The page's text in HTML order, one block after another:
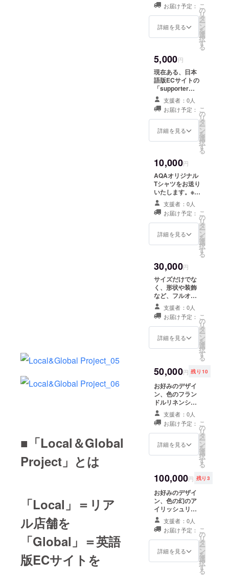
■「Local＆Global
Project」とは
「Local」＝リア
ル店舗を
「Global」＝英語
版ECサイトを
間掲載させてい
ただきます。 加
えて、ご希望の
１年間掲載させ
ていただきま
す。 ※達成後に
お送りするメッ
セージにてご希
望の掲載情報を
お返事くださ
い。
お届け予定：
詳細を見る
こ
の
リ
タ
ー
ン
を
選
択
す
る
5,000円
現在ある、日本
語版ECサイトの
「supporter（
仮称）」ページ
にお名前を１年
間掲載させてい
ただきます。 加
えて、ご希望の
１年間掲載させ
ていただきま
す。 ※達成後に
お送りするメッ
セージにてご希
望の掲載情報を
お返事くださ
い。
支援者：0人
お届け予定：
詳細を見る
こ
の
リ
タ
ー
ン
を
選
択
す
る
10,000円
AQAオリジナル
Tシャツをお送り
いたします。※生
地は一般的に出
回っている生地
を使用します。
支援者：0人
お届け予定：
詳細を見る
こ
の
リ
タ
ー
ン
を
選
択
す
る
30,000円
サイズだけでな
く、形状や装飾
など、フルオー
ダーでのシャツ
制作を、一回承
ります。 ※生地
費用は別途頂戴
いたします。
支援者：0人
お届け予定：
詳細を見る
こ
の
リ
タ
ー
ン
を
選
択
す
る
50,000円 残り10
お好みのデザイ
ン、色のフラン
ドルリネンシャ
ツを１着お送り
します。
支援者：0人
お届け予定：
詳細を見る
こ
の
リ
タ
ー
ン
を
選
択
す
る
100,000円 残り3
お好みのデザイ
ン、色の幻のア
イリッシュリネ
ンシャツを１着
お送りします。
支援者：0人
お届け予定：
詳細を見る
こ
の
リ
タ
ー
ン
を
選
択
す
る